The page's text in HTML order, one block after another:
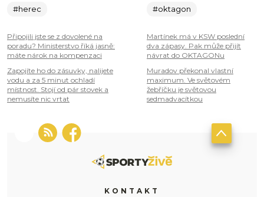
#herec
Připojili jste se z dovolené na
poradu? Ministerstvo říká jasně:
máte nárok na kompenzaci
Zapojíte ho do zásuvky, nalijete
vodu a za 5 minut ochladí
místnost. Stojí od pár stovek a
nemusíte nic vrtat
#oktagon
Martínek má v KSW poslední
dva zápasy. Pak může přijít
návrat do OKTAGONu
Muradov překonal vlastní
maximum. Ve světovém
žebříčku je světovou
sedmadvacítkou
KONTAKT